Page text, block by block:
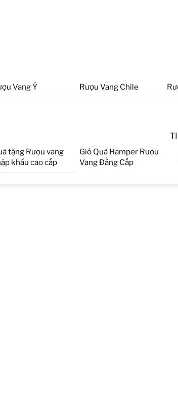
Vang Ý Rượu Vang Chile
tặng Rượu vang
khẩu cao cấp
Giỏ Quà Hamper Rượu
Vang Đẳng Cấp